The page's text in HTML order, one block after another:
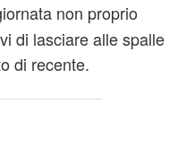
non proprio
di lasciare alle spalle
di recente.